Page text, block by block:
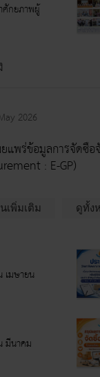
ศักยภาพผู้
2026
ยแพร่ข้อมูลการจัดซื้
: E-GP)
เพิ่มเติม ดูทั้ง
เมษายน
มีนาคม